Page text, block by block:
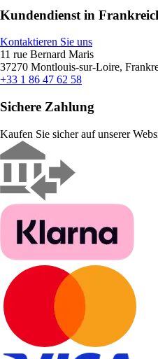
Kundendienst in
Kontaktieren Sie uns
11 rue Bernard Maris
37270 Montlouis-sur-Loire,
+33 1 86 47 62 58
Sichere Zahlung
Kaufen Sie sicher auf unserer